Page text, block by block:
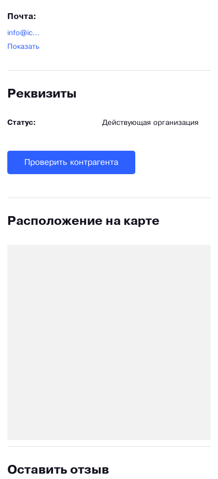
Почта:
info@ice-parus.ru
Показать
Реквизиты
Статус: Действующая организация
Проверить контрагента
Расположение на карте
Оставить отзыв